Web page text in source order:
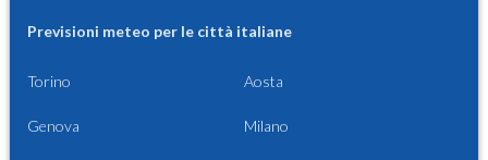
Previsioni meteo per le città italiane
Torino Aosta
Genova Milano